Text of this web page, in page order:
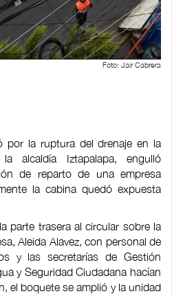
Foto: Jair Cabrera
por la ruptura del drenaje en la
alcaldía Iztapalapa, engulló
de reparto de una empresa
la cabina quedó expuesta
parte trasera al circular sobre la
Aleida Alavez, con personal de
y las secretarías de Gestión
y Seguridad Ciudadana hacían
el boquete se amplió y la unidad